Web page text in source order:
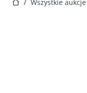
Wszystkie aukcje